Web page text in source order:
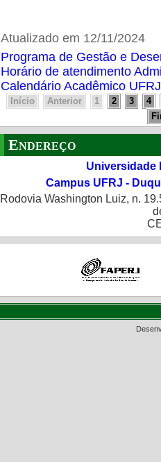
Atualizado em 12/11/2024
Programa de Gestão e
Horário de atendimento
Calendário Acadêmico
Início Anterior 1 2 3
4
Endereço
Universidade
Campus UFRJ -
Rodovia Washington Luiz, n.